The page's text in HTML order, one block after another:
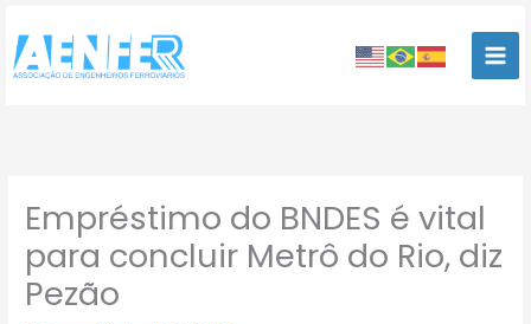
para
conteúdo
Empréstimo do BNDES é vital
para concluir Metrô do Rio, diz
Pezão